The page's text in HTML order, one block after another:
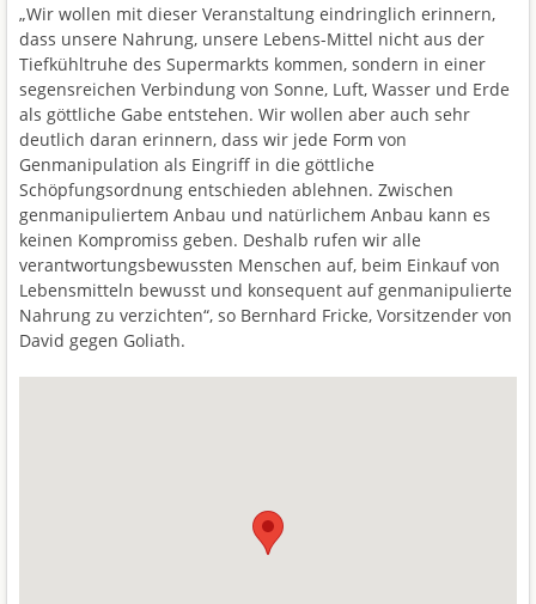
„Wir wollen mit dieser Veranstaltung eindringlich erinnern,
dass unsere Nahrung, unsere Lebens-Mittel nicht aus der
Tiefkühltruhe des Supermarkts kommen, sondern in einer
segensreichen Verbindung von Sonne, Luft, Wasser und Erde
als göttliche Gabe entstehen. Wir wollen aber auch sehr
deutlich daran erinnern, dass wir jede Form von
Genmanipulation als Eingriff in die göttliche
Schöpfungsordnung entschieden ablehnen. Zwischen
genmanipuliertem Anbau und natürlichem Anbau kann es
keinen Kompromiss geben. Deshalb rufen wir alle
verantwortungsbewussten Menschen auf, beim Einkauf von
Lebensmitteln bewusst und konsequent auf genmanipulierte
Nahrung zu verzichten“, so Bernhard Fricke, Vorsitzender von
David gegen Goliath.